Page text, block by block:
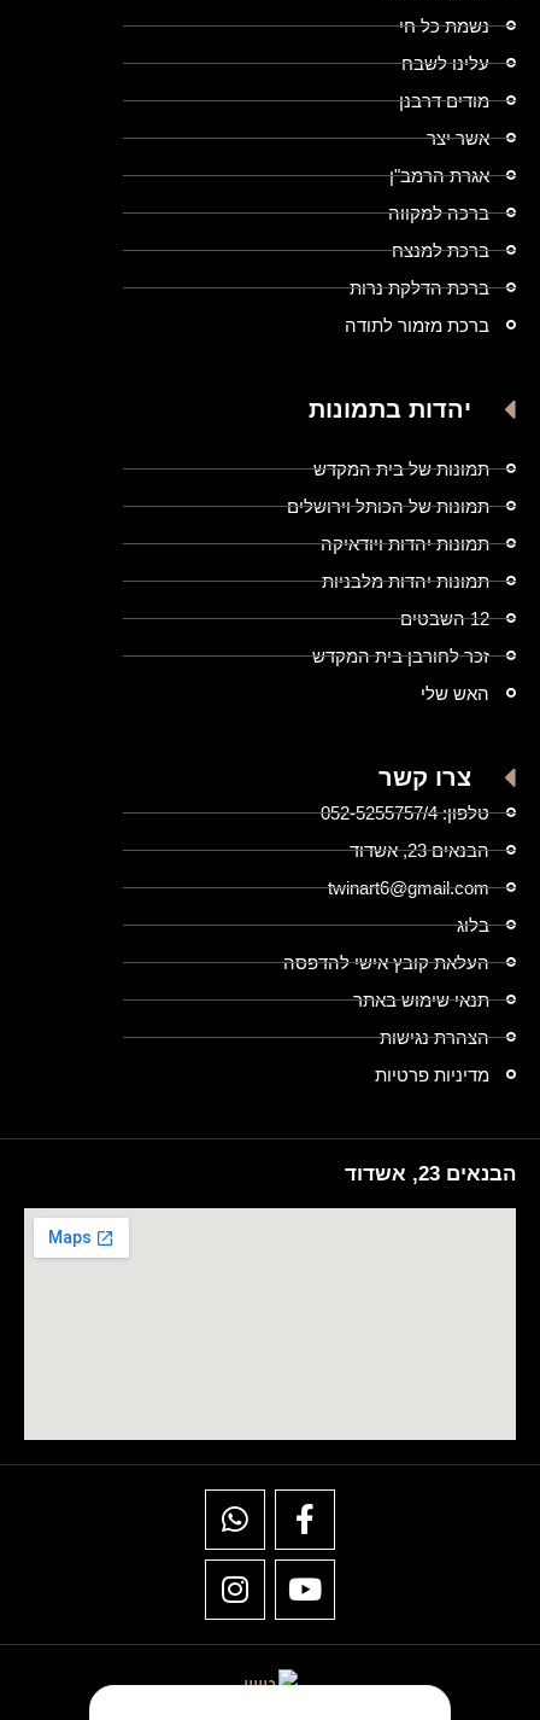
נשמת כל חי
עלינו לשבח
מודים דרבנן
אשר יצר
אגרת הרמב"ן
ברכה למקווה
ברכת למנצח
ברכת הדלקת נרות
ברכת מזמור לתודה
יהדות בתמונות
תמונות של בית המקדש
תמונות של הכותל וירושלים
תמונות יהדות ויודאיקה
תמונות יהדות מלבניות
12 השבטים
זכר לחורבן בית המקדש
האש שלי
צרו קשר
טלפון: 052-5255757/4
הבנאים 23, אשדוד
twinart6@gmail.com
בלוג
העלאת קובץ אישי להדפסה
תנאי שימוש באתר
הצהרת נגישות
מדיניות פרטיות
הבנאים 23, אשדוד